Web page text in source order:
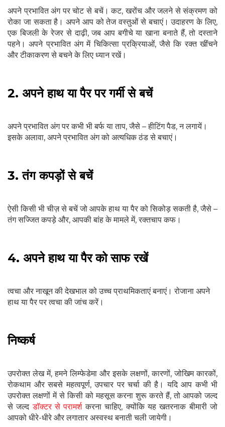
अपने प्रभावित अंग पर चोट से बचें। कट, खरोंच और जलने से संक्रमण को
रोका जा सकता है। अपने आप को तेज वस्तुओं से बचाएं। उदाहरण के लिए,
एक बिजली के रेजर से दाढ़ी, जब आप बगीचे या खाना बनाते हैं, तो दस्ताने
पहने। अपने प्रभावित अंग में चिकित्सा प्रक्रियाओं, जैसे कि रक्त खींचने
और टीकाकरण से बचने के लिए ध्यान रखें।
2. अपने हाथ या पैर पर गर्मी से बचें
अपने प्रभावित अंग पर कभी भी बर्फ या ताप, जैसे – हीटिंग पैड, न लगायें।
इसके अलावा, अपने प्रभावित अंग को अत्यधिक ठंड से बचाएं।
3. तंग कपड़ों से बचें
ऐसी किसी भी चीज़ से बचें जो आपके हाथ या पैर को सिकोड़ सकती है, जैसे –
तंग सज्जित कपड़े और, आपकी बांह के मामले में, रक्तचाप कफ।
4. अपने हाथ या पैर को साफ रखें
त्वचा और नाखून की देखभाल को उच्च प्राथमिकताएं बनाएं। रोजाना अपने
हाथ या पैर पर त्वचा की जांच करें।
निष्कर्ष
उपरोक्त लेख में, हमने लिम्फेडेमा और इसके लक्षणों, कारणों, जोखिम कारकों,
रोकथाम और सबसे महत्वपूर्ण, उपचार पर चर्चा की है। यदि आप कभी भी
उपरोक्त लक्षणों में से किसी को महसूस करना शुरू करते हैं, तो आपको जल्द
से जल्दडॉक्टर से परामर्शकरना चाहिए, क्योंकि यह खतरनाक बीमारी जो
आपको धीरे-धीरे और लगातार अस्वस्थ बनाती चली जायेगी।